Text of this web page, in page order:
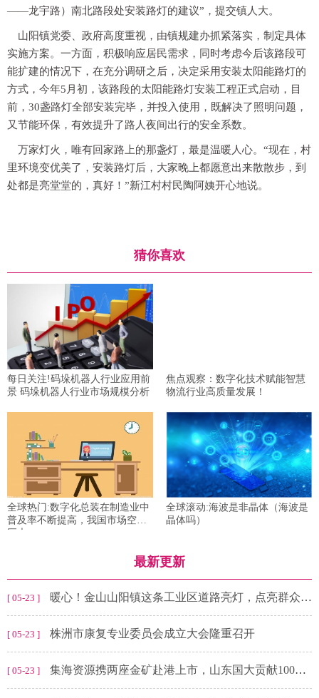
——龙宇路）南北路段处安装路灯的建议”，提交镇人大。
山阳镇党委、政府高度重视，由镇规建办抓紧落实，制定具体
实施方案。一方面，积极响应居民需求，同时考虑今后该路段可
能扩建的情况下，在充分调研之后，决定采用安装太阳能路灯的
方式，今年5月初，该路段的太阳能路灯安装工程正式启动，目
前，30盏路灯全部安装完毕，并投入使用，既解决了照明问题，
又节能环保，有效提升了路人夜间出行的安全系数。
万家灯火，唯有回家路上的那盏灯，最是温暖人心。“现在，村
里环境变优美了，安装路灯后，大家晚上都愿意出来散散步，到
处都是亮堂堂的，真好！”新江村村民陶阿姨开心地说。
猜你喜欢
每日关注!码垛机器人行业应用前
景 码垛机器人行业市场规模分析
焦点观察：数字化技术赋能智慧
物流行业高质量发展！
全球热门:数字化总装在制造业中
普及率不断提高，我国市场空间
巨大
全球滚动:海波是非晶体（海波是
晶体吗）
最新更新
[ 05-23 ] 暖心！金山山阳镇这条工业区道路亮灯，点亮群众幸福生活-快讯
[ 05-23 ] 株洲市康复专业委员会成立大会隆重召开
[ 05-23 ] 集海资源携两座金矿赴港上市，山东国大贡献100%销售收入 热点聚焦